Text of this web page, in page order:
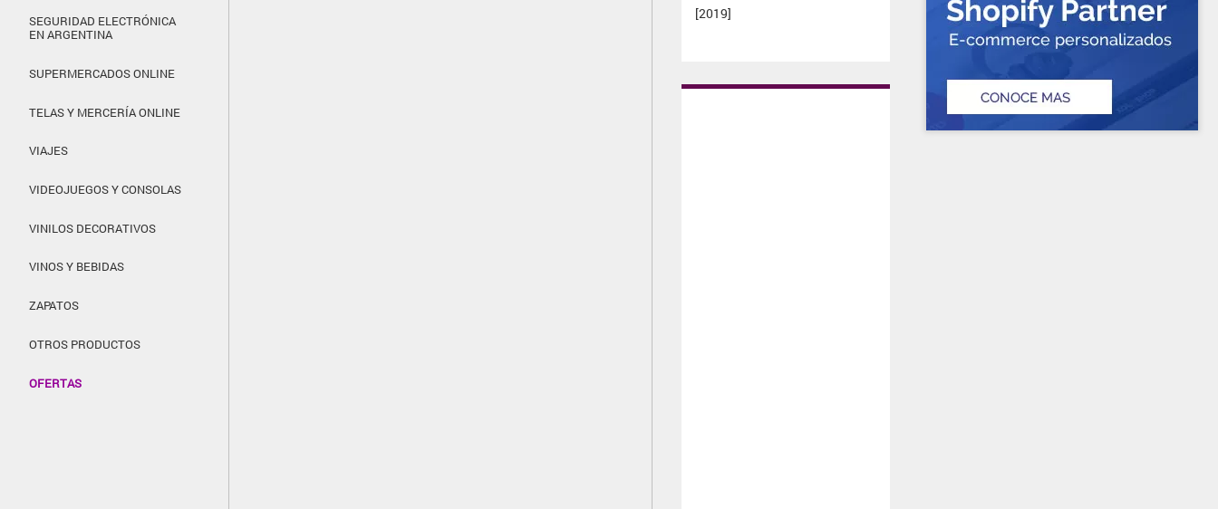
SEGURIDAD ELECTRÓNICA
EN ARGENTINA
SUPERMERCADOS ONLINE
TELAS Y MERCERÍA ONLINE
VIAJES
VIDEOJUEGOS Y CONSOLAS
VINILOS DECORATIVOS
VINOS Y BEBIDAS
ZAPATOS
OTROS PRODUCTOS
OFERTAS
[2019]